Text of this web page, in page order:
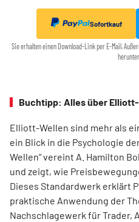
Sofortkauf
Sie erhalten einen Download-Link per E-Mail.
Buchtipp: Alles über
Elliott-Wellen sind mehr als
ein Blick in die Psychologie
Wellen“ vereint A. Hamilton
und zeigt, wie
Dieses Standardwerk erklärt
praktische Anwendung der
Nachschlagewerk für Trader,